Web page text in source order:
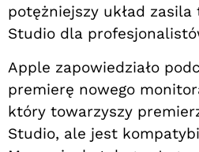
potężniejszy układ zasila
Studio dla
Apple zapowiedziało
premierę nowego
który towarzyszy
Studio, ale jest